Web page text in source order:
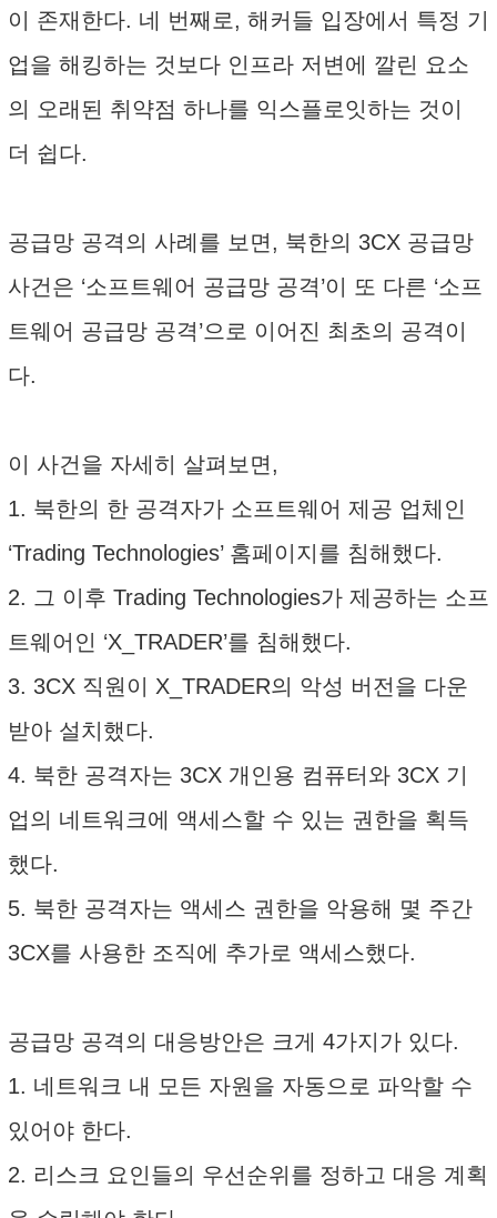
이 존재한다. 네 번째로, 해커들 입장에서 특정 기
업을 해킹하는 것보다 인프라 저변에 깔린 요소
의 오래된 취약점 하나를 익스플로잇하는 것이
더 쉽다.
공급망 공격의 사례를 보면, 북한의 3CX 공급망
사건은 ‘소프트웨어 공급망 공격’이 또 다른 ‘소프
트웨어 공급망 공격’으로 이어진 최초의 공격이
다.
이 사건을 자세히 살펴보면,
1. 북한의 한 공격자가 소프트웨어 제공 업체인
‘Trading Technologies’ 홈페이지를 침해했다.
2. 그 이후 Trading Technologies가 제공하는 소프
트웨어인 ‘X_TRADER’를 침해했다.
3. 3CX 직원이 X_TRADER의 악성 버전을 다운
받아 설치했다.
4. 북한 공격자는 3CX 개인용 컴퓨터와 3CX 기
업의 네트워크에 액세스할 수 있는 권한을 획득
했다.
5. 북한 공격자는 액세스 권한을 악용해 몇 주간
3CX를 사용한 조직에 추가로 액세스했다.
공급망 공격의 대응방안은 크게 4가지가 있다.
1. 네트워크 내 모든 자원을 자동으로 파악할 수
있어야 한다.
2. 리스크 요인들의 우선순위를 정하고 대응 계획